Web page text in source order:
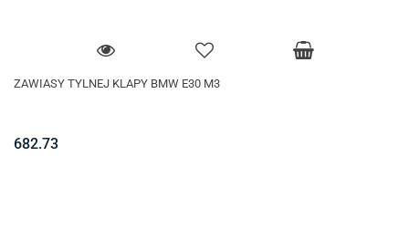
ZAWIASY TYLNEJ KLAPY BMW E30 M3
682.73